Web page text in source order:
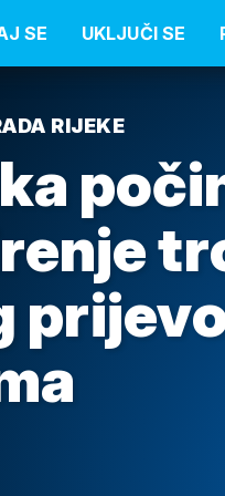
SE UKLJUČI SE
RIJEKE